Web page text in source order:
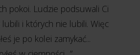
pokoi. Ludzie podsuwali Ci
i których nie lubili. Więc
je po kolei zamykać...